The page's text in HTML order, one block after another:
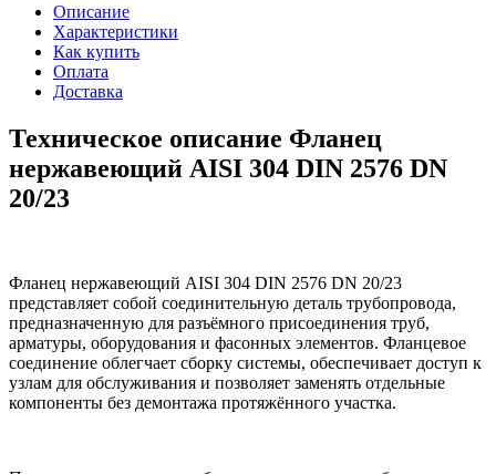
Описание
Характеристики
Как купить
Оплата
Доставка
Техническое описание Фланец
нержавеющий AISI 304 DIN 2576 DN
20/23
Фланец нержавеющий AISI 304 DIN 2576 DN 20/23
представляет собой соединительную деталь трубопровода,
предназначенную для разъёмного присоединения труб,
арматуры, оборудования и фасонных элементов. Фланцевое
соединение облегчает сборку системы, обеспечивает доступ к
узлам для обслуживания и позволяет заменять отдельные
компоненты без демонтажа протяжённого участка.